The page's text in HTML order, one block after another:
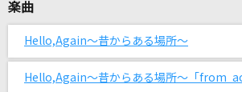
SixTONES
なんでもにうむ
楽曲
Hello,Again～昔からある場所～
Hello,Again～昔からある場所～「from